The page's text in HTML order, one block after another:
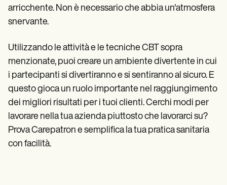
arricchente. Non è necessario che abbia un'atmosfera
snervante.
Utilizzando le attività e le tecniche CBT sopra
menzionate, puoi creare un ambiente divertente in cui
i partecipanti si divertiranno e si sentiranno al sicuro. E
questo gioca un ruolo importante nel raggiungimento
dei migliori risultati per i tuoi clienti. Cerchi modi per
lavorare nella tua azienda piuttosto che lavorarci su?
Prova Carepatron e semplifica la tua pratica sanitaria
con facilità.